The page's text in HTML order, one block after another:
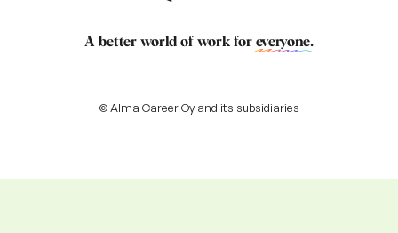
A better world of work for everyone.
© Alma Career Oy and its subsidiaries